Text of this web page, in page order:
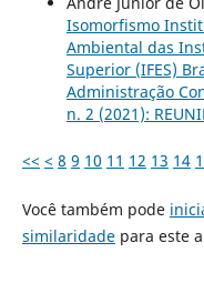
Isomorfismo
Ambiental das
Superior (IFES)
Administração
n. 2 (2021):
<< < 8 9 10 11 12 13 14
Você também pode
similaridadepara este